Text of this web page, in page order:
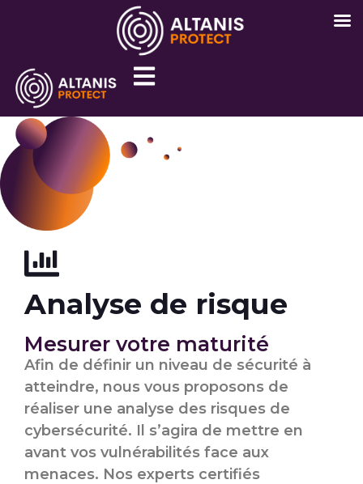
Analyse de risque
Mesurer votre maturité
Afin de définir un niveau de sécurité à
atteindre, nous vous proposons de
réaliser une analyse des risques de
cybersécurité. Il s’agira de mettre en
avant vos vulnérabilités face aux
menaces. Nos experts certifiés